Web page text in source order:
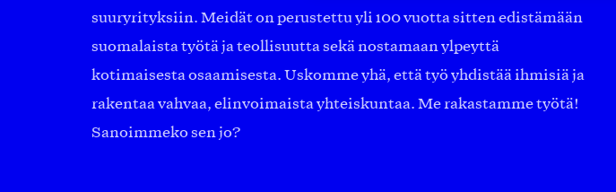
suuryrityksiin. Meidät on perustettu yli 100 vuotta sitten edistämään
suomalaista työtä ja teollisuutta sekä nostamaan ylpeyttä
kotimaisesta osaamisesta. Uskomme yhä, että työ yhdistää ihmisiä ja
rakentaa vahvaa, elinvoimaista yhteiskuntaa. Me rakastamme työtä!
Sanoimmeko sen jo?